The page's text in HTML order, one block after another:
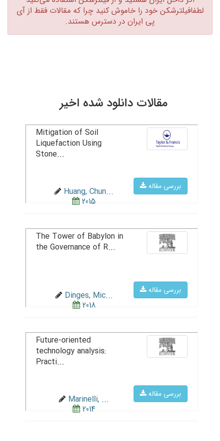
لطفافیلترشکن خود را خاموش کنید چرا که مقالات فقط از آی
پی ایران در دسترس هستند.‏
مقالات دانلود شده اخیر
بررسی مقاله
Mitigation of Soil
Liquefaction Using
Stone...
Huang, Chun...
2015
بررسی مقاله
The Tower of Babylon in
the Governance of R...
Dinges, Mic...
2018
بررسی مقاله
Future-oriented
technology analysis:
Practi...
Marinelli, ...
2014